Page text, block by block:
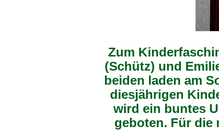
Zum
(Schütz) und
beiden laden am
diesjährigen
wird ein buntes
geboten. Für die